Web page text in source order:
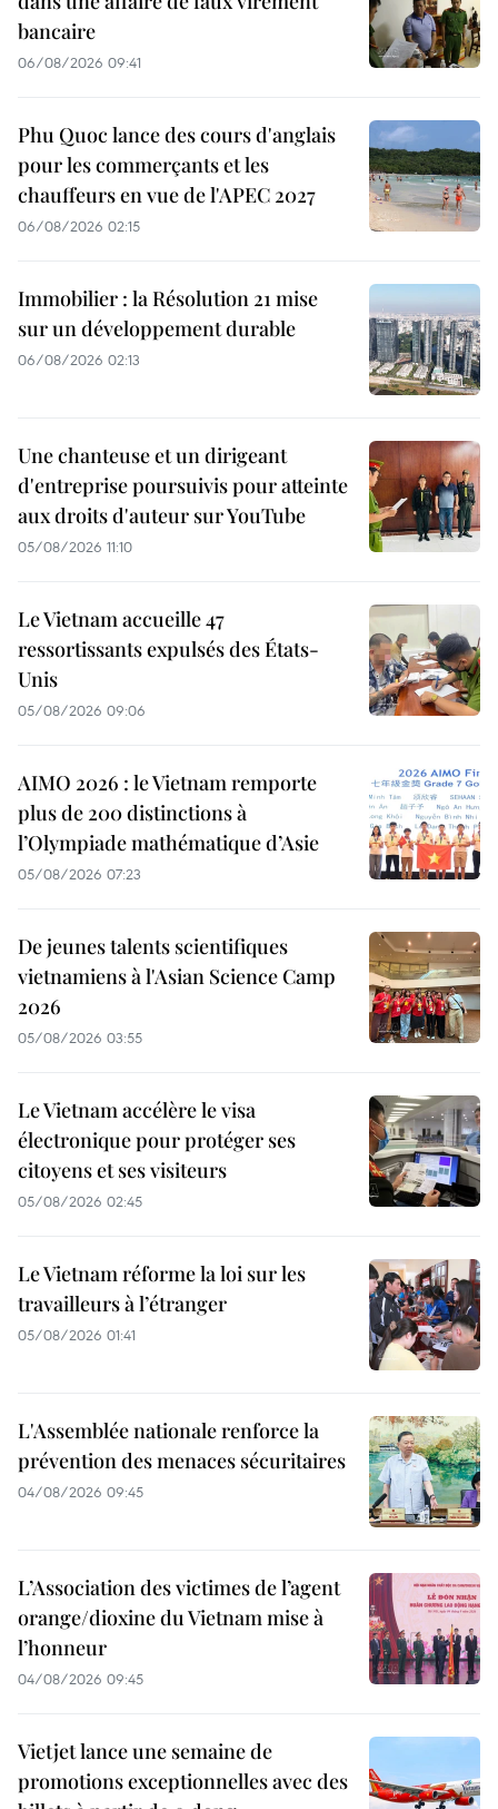
bancaire
06/08/2026 09:41
Phu Quoc lance des cours d'anglais
pour les commerçants et les
chauffeurs en vue de l'APEC 2027
06/08/2026 02:15
Immobilier : la Résolution 21 mise
sur un développement durable
06/08/2026 02:13
Une chanteuse et un dirigeant
d'entreprise poursuivis pour atteinte
aux droits d'auteur sur YouTube
05/08/2026 11:10
Le Vietnam accueille 47
ressortissants expulsés des États-
Unis
05/08/2026 09:06
AIMO 2026 : le Vietnam remporte
plus de 200 distinctions à
l’Olympiade mathématique d’Asie
05/08/2026 07:23
De jeunes talents scientifiques
vietnamiens à l'Asian Science Camp
2026
05/08/2026 03:55
Le Vietnam accélère le visa
électronique pour protéger ses
citoyens et ses visiteurs
05/08/2026 02:45
Le Vietnam réforme la loi sur les
travailleurs à l’étranger
05/08/2026 01:41
L'Assemblée nationale renforce la
prévention des menaces sécuritaires
04/08/2026 09:45
L’Association des victimes de l’agent
orange/dioxine du Vietnam mise à
l’honneur
04/08/2026 09:45
Vietjet lance une semaine de
promotions exceptionnelles avec des